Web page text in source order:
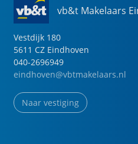
vb&t Makelaars
Vestdijk 180
5611 CZ Eindhoven
040-2696949
eindhoven@vbtmakelaars.nl
Naar vestiging